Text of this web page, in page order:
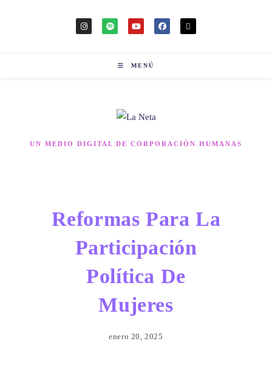
MENÚ
UN MEDIO DIGITAL DE CORPORACIÓN HUMANAS
Reformas Para La
Participación
Política De
Mujeres
enero 20, 2025